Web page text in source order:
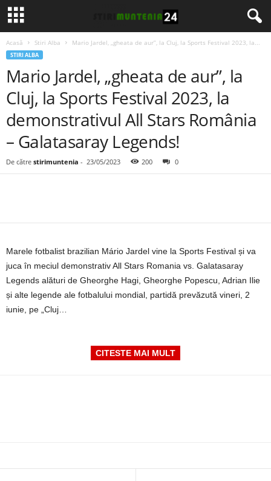
Acasă Stiri Alba Mario Jardel, „gheata de aur”, la Cluj, la Sports Festival 2023, la...
STIRI ALBA
Mario Jardel, „gheata de aur”, la
Cluj, la Sports Festival 2023, la
demonstrativul All Stars România
– Galatasaray Legends!
De către stirimuntenia - 23/05/2023 200 0
Marele fotbalist brazilian Mário Jardel vine la Sports Festival și va
juca în meciul demonstrativ All Stars Romania vs. Galatasaray
Legends alături de Gheorghe Hagi, Gheorghe Popescu, Adrian Ilie
și alte legende ale fotbalului mondial, partidă prevăzută vineri, 2
iunie, pe „Cluj…
CITESTE MAI MULT